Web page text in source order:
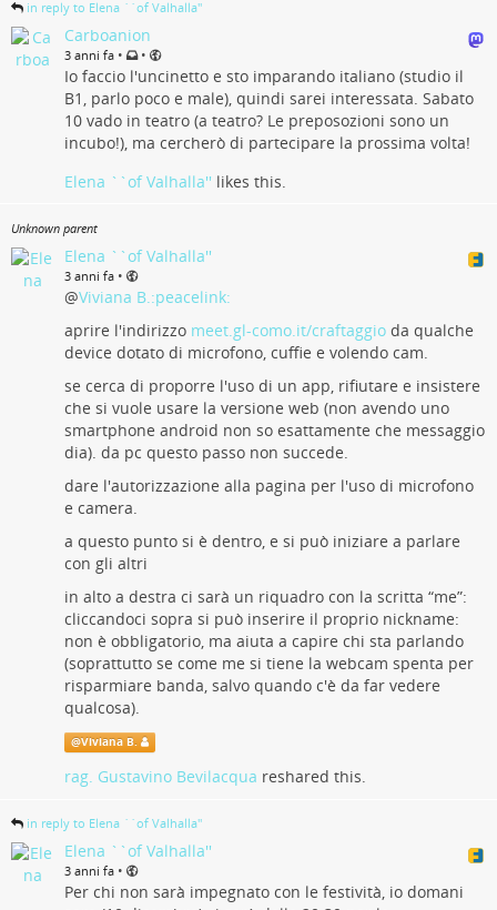
in reply to Elena ``of Valhalla''
Carboanion
3 anni fa • •
Io faccio l'uncinetto e sto imparando italiano (studio il
B1, parlo poco e male), quindi sarei interessata. Sabato
10 vado in teatro (a teatro? Le preposozioni sono un
incubo!), ma cercherò di partecipare la prossima volta!
Elena ``of Valhalla'' likes this.
Unknown parent
Elena ``of Valhalla''
3 anni fa •
@Viviana B.:peacelink:
aprire l'indirizzo meet.gl-como.it/craftaggio da qualche
device dotato di microfono, cuffie e volendo cam.
se cerca di proporre l'uso di un app, rifiutare e insistere
che si vuole usare la versione web (non avendo uno
smartphone android non so esattamente che messaggio
dia). da pc questo passo non succede.
dare l'autorizzazione alla pagina per l'uso di microfono
e camera.
a questo punto si è dentro, e si può iniziare a parlare
con gli altri
in alto a destra ci sarà un riquadro con la scritta “me”:
cliccandoci sopra si può inserire il proprio nickname:
non è obbligatorio, ma aiuta a capire chi sta parlando
(soprattutto se come me si tiene la webcam spenta per
risparmiare banda, salvo quando c'è da far vedere
qualcosa).
@Viviana B.
rag. Gustavino Bevilacqua reshared this.
in reply to Elena ``of Valhalla''
Elena ``of Valhalla''
3 anni fa •
Per chi non sarà impegnato con le festività, io domani